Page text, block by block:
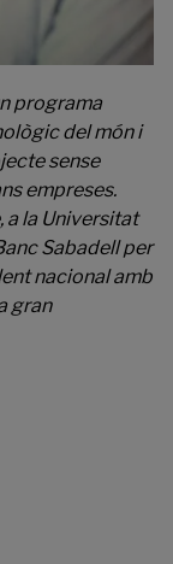
programa
del món i
sense
empreses.
a la Universitat
Sabadell per
nacional amb
gran